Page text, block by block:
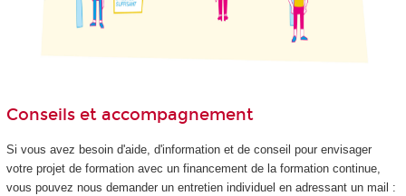
Conseils et accompagnement
Si vous avez besoin d'aide, d'information et de conseil pour envisager
votre projet de formation avec un financement de la formation continue,
vous pouvez nous demander un entretien individuel en adressant un mail :